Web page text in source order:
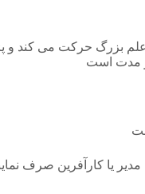
بزرگ حرکت می کند
مدت است
یا کارآفرین صرف